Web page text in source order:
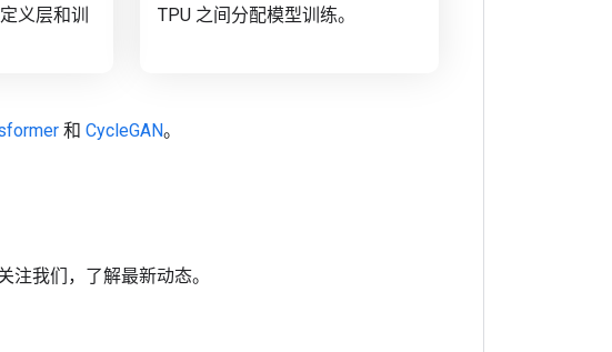
义层和训
TPU 之间分配模型训练。
和 CycleGAN。
注我们，了解最新动态。